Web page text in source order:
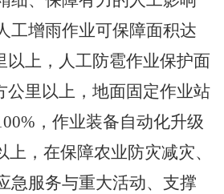
工增雨作业可保障面积达
以上，人工防雹作业保护面
公里以上，地面固定作业站
，作业装备自动化升级
上，在保障农业防灾减灾、
急服务与重大活动、支撑